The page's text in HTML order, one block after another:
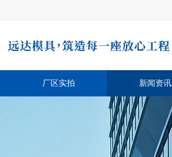
厂区实拍 新闻资讯